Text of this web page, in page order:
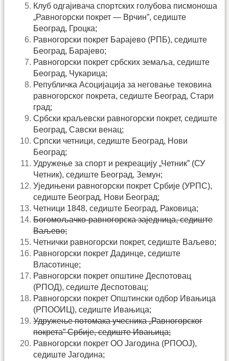
Клуб одгајивача спортских голубова писмоноша
„Равногорски покрет — Врчин”, седиште
Београд, Гроцка;
Равногорски покрет Барајево (РПБ), седиште
Београд, Барајево;
Равногорски покрет србских земаља, седиште
Београд, Чукарица;
Републичка Асоцијација за неговање тековина
равногорског покрета, седиште Београд, Стари
град;
Србски краљевски равногорски покрет, седиште
Београд, Савски венац;
Српски четници, седиште Београд, Нови
Београд;
Удружење за спорт и рекреацију „Четник” (СУ
Четник), седиште Београд, Земун;
Уједињени равногорски покрет Србије (УРПС),
седиште Београд, Нови Београд;
Четници 1848, седиште Београд, Раковица;
Богомољачко-равногорска заједница, седиште
Ваљево;
Четнички равногорски покрет, седиште Ваљево;
Равногорски покрет Дадинце, седиште
Власотинце;
Равногорски покрет општине Деспотовац
(РПОД), седиште Деспотовац;
Равногорски покрет Општински одбор Ивањица
(РПООИЦ), седиште Ивањица;
Удружење потомака учесника „Равногорског
покрета” Србије, седиште Ивањица;
Равногорски покрет ОО Јагодина (РПООЈ),
седиште Јагодина;